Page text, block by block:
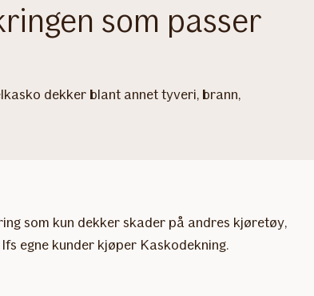
som passer
dekker blant annet tyveri, brann,
som kun dekker skader på andres kjøretøy,
egne kunder kjøper Kaskodekning.